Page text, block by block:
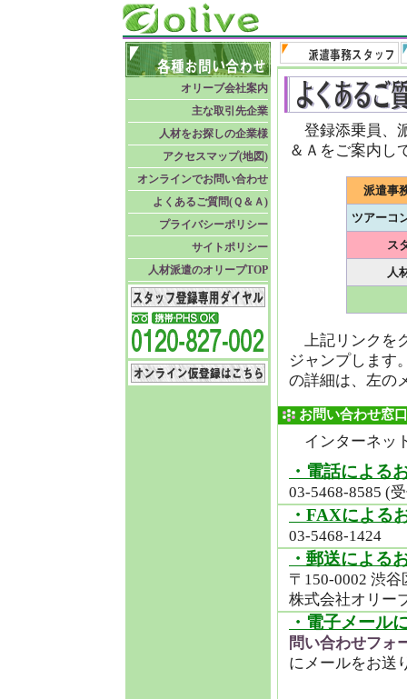
オリーブ会社案内
主な取引先企業
人材をお探しの企業様
アクセスマップ(地図)
オンラインでお問い合わせ
よくあるご質問(Ｑ＆Ａ)
プライバシーポリシー
サイトポリシー
人材派遣のオリーブTOP
登録添乗員、
＆Ａをご案内し
派遣事
ツアーコ
ス
人
上記リンクを
ジャンプします
の詳細は、左の
お問い合わせ窓口
インターネッ
・電話による
03-5468-8585 (
・FAXによる
03-5468-1424
・郵送による
〒150-0002 渋
株式会社オリー
・電子メール
問い合わせフォ
にメールをお送